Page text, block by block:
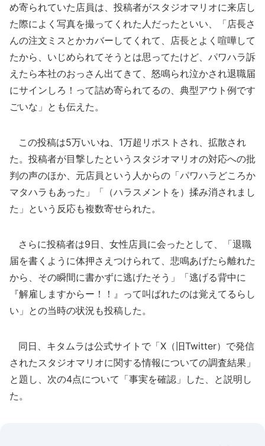
め寄られていた店員は、投稿者がスタジオマリオに来店し
た際によく写真を撮ってくれた人だったといい、「店長さ
んの注文ミスとかカバーしてくれて、店長とよく喧嘩して
たから、いじめられてそうとは思ってたけど、パワハラ訴
えたら本社のおっさん出てきて、怒鳴られ泣かされ退職届
にサインしろ！って詰め寄られてるの、典型アウト例です
ごいな」とも伝えた。
この投稿は5万いいね、1万超リポストされ、拡散され
た。投稿者が目撃したというスタジオマリオの対応への批
判の声のほか、元店員という人からの「パワハラどころか
マタハラもあった」「（ハラスメントを）揉み消されまし
た」という反応も複数寄せられた。
さらに投稿者は9日、女性店員に会ったとして、「退職
届を書くように体押さえつけられて、悲鳴あげたら離れた
から、その瞬間に書かずに逃げたそう」「逃げる背中に
『解雇しますからー！！』って叫ばれたのは覚えてるらし
い」との当時の状況も投稿した。
同日、キタムラは公式サイトで「X（旧Twitter）で発信
されたスタジオマリオに関する情報についての調査結果」
と題し、次の4点について「事実を確認」した、と説明し
た。